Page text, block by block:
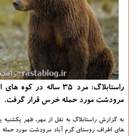
راستابلاگ: مرد ۳۵ ساله
مرودشت مورد حمله خرس قرار گرفت.
های اطراف روستای گرم آباد مرودشت مورد